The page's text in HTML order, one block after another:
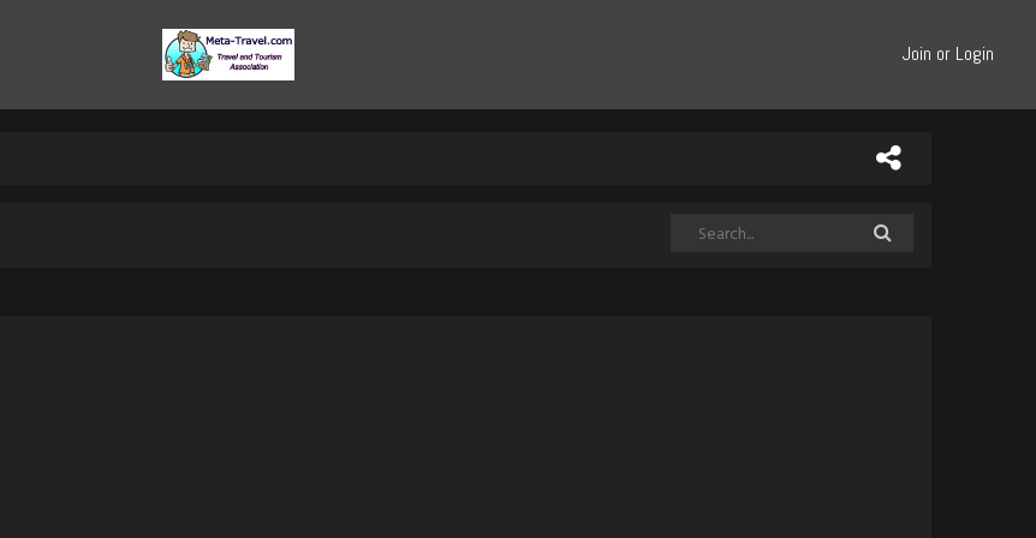
Join or Login